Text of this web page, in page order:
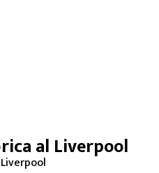
al Liverpool